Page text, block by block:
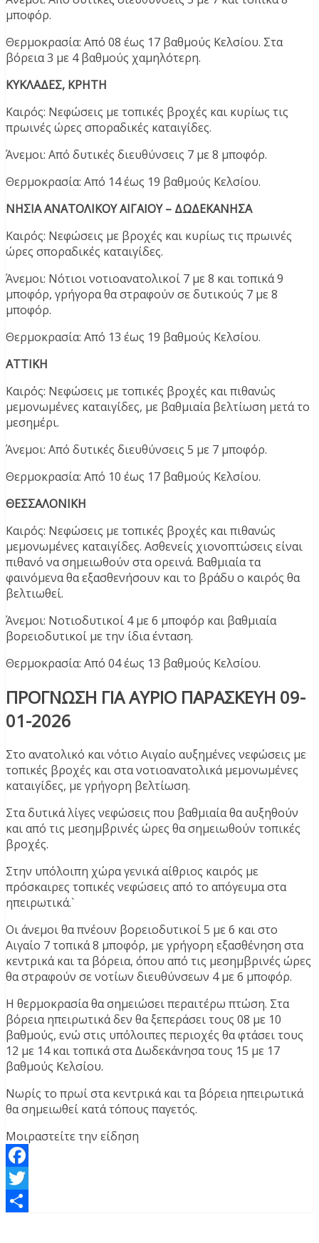
μποφόρ.
Θερμοκρασία: Από 08 έως 17 βαθμούς Κελσίου. Στα
βόρεια 3 με 4 βαθμούς χαμηλότερη.
ΚΥΚΛΑΔΕΣ, ΚΡΗΤΗ
Καιρός: Νεφώσεις με τοπικές βροχές και κυρίως τις
πρωινές ώρες σποραδικές καταιγίδες.
Άνεμοι: Από δυτικές διευθύνσεις 7 με 8 μποφόρ.
Θερμοκρασία: Από 14 έως 19 βαθμούς Κελσίου.
ΝΗΣΙΑ ΑΝΑΤΟΛΙΚΟΥ ΑΙΓΑΙΟΥ – ΔΩΔΕΚΑΝΗΣΑ
Καιρός: Νεφώσεις με βροχές και κυρίως τις πρωινές
ώρες σποραδικές καταιγίδες.
Άνεμοι: Νότιοι νοτιοανατολικοί 7 με 8 και τοπικά 9
μποφόρ, γρήγορα θα στραφούν σε δυτικούς 7 με 8
μποφόρ.
Θερμοκρασία: Από 13 έως 19 βαθμούς Κελσίου.
ΑΤΤΙΚΗ
Καιρός: Νεφώσεις με τοπικές βροχές και πιθανώς
μεμονωμένες καταιγίδες, με βαθμιαία βελτίωση μετά το
μεσημέρι.
Άνεμοι: Από δυτικές διευθύνσεις 5 με 7 μποφόρ.
Θερμοκρασία: Από 10 έως 17 βαθμούς Κελσίου.
ΘΕΣΣΑΛΟΝΙΚΗ
Καιρός: Νεφώσεις με τοπικές βροχές και πιθανώς
μεμονωμένες καταιγίδες. Ασθενείς χιονοπτώσεις είναι
πιθανό να σημειωθούν στα ορεινά. Βαθμιαία τα
φαινόμενα θα εξασθενήσουν και το βράδυ ο καιρός θα
βελτιωθεί.
Άνεμοι: Νοτιοδυτικοί 4 με 6 μποφόρ και βαθμιαία
βορειοδυτικοί με την ίδια ένταση.
Θερμοκρασία: Από 04 έως 13 βαθμούς Κελσίου.
ΠΡΟΓΝΩΣΗ ΓΙΑ ΑΥΡΙΟ ΠΑΡΑΣΚΕΥΗ 09-
01-2026
Στο ανατολικό και νότιο Αιγαίο αυξημένες νεφώσεις με
τοπικές βροχές και στα νοτιοανατολικά μεμονωμένες
καταιγίδες, με γρήγορη βελτίωση.
Στα δυτικά λίγες νεφώσεις που βαθμιαία θα αυξηθούν
και από τις μεσημβρινές ώρες θα σημειωθούν τοπικές
βροχές.
Στην υπόλοιπη χώρα γενικά αίθριος καιρός με
πρόσκαιρες τοπικές νεφώσεις από το απόγευμα στα
ηπειρωτικά.`
Οι άνεμοι θα πνέουν βορειοδυτικοί 5 με 6 και στο
Αιγαίο 7 τοπικά 8 μποφόρ, με γρήγορη εξασθένηση στα
κεντρικά και τα βόρεια, όπου από τις μεσημβρινές ώρες
θα στραφούν σε νοτίων διευθύνσεων 4 με 6 μποφόρ.
Η θερμοκρασία θα σημειώσει περαιτέρω πτώση. Στα
βόρεια ηπειρωτικά δεν θα ξεπεράσει τους 08 με 10
βαθμούς, ενώ στις υπόλοιπες περιοχές θα φτάσει τους
12 με 14 και τοπικά στα Δωδεκάνησα τους 15 με 17
βαθμούς Κελσίου.
Νωρίς το πρωί στα κεντρικά και τα βόρεια ηπειρωτικά
θα σημειωθεί κατά τόπους παγετός.
Μοιραστείτε την είδηση
Facebook
Twitter